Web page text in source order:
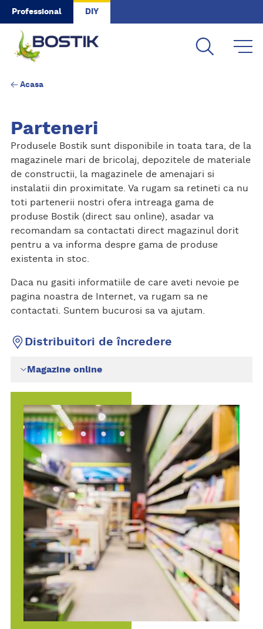
Skip to main content
Professional DIY
Acasa
Parteneri
Produsele Bostik sunt disponibile in toata tara, de la
magazinele mari de bricolaj, depozitele de materiale
de constructii, la magazinele de amenajari si
instalatii din proximitate. Va rugam sa retineti ca nu
toti partenerii nostri ofera intreaga gama de
produse Bostik (direct sau online), asadar va
recomandam sa contactati direct magazinul dorit
pentru a va informa despre gama de produse
existenta in stoc.
Daca nu gasiti informatiile de care aveti nevoie pe
pagina noastra de Internet, va rugam sa ne
contactati. Suntem bucurosi sa va ajutam.
Distribuitori de încredere
Magazine online